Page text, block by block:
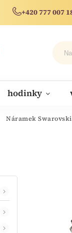
+420 777 007
hodinky
Náramek